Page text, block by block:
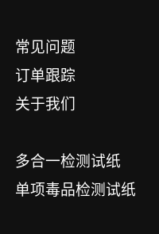
常见问题
订单跟踪
关于我们
多合一检测试纸
单项毒品检测试纸